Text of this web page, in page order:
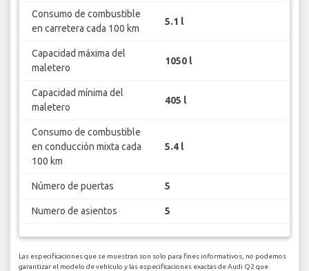
Consumo de combustible
en carretera cada 100 km
5.1 l
Capacidad máxima del
maletero
1050 l
Capacidad mínima del
maletero
405 l
Consumo de combustible
en conducción mixta cada
100 km
5.4 l
Número de puertas 5
Numero de asientos 5
Las especificaciones que se muestran son solo para fines informativos, no podemos
garantizar el modelo de vehículo y las especificaciones exactas de Audi Q2 que